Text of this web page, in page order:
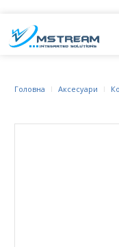
Головна Аксесуари